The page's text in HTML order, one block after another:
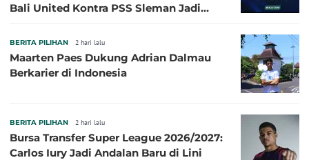
Bali United Kontra PSS Sleman Jadi
BERITA PILIHAN 2 hari lalu
Maarten Paes Dukung Adrian Dalmau
Berkarier di Indonesia
BERITA PILIHAN 2 hari lalu
Bursa Transfer Super League 2026/2027:
Carlos Iury Jadi Andalan Baru di Lini